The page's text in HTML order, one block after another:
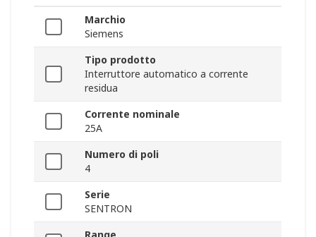
Marchio
Siemens
Tipo prodotto
Interruttore automatico a corrente
residua
Corrente nominale
25A
Numero di poli
4
Serie
SENTRON